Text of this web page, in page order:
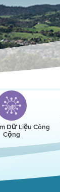
Dữ Liệu Công
Cộng